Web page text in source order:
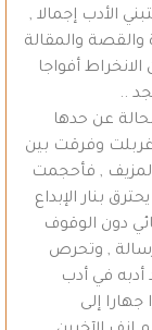
الأدب إجمالا ,
والقصة والمقالة
أفواجا
..
عن حدها
وفرقت بين
, فأحجمت
بنار الإبداع
دون الوقوف
, وتحرص
في أدب
إلى